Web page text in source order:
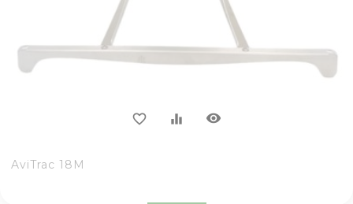
favorite_border equalizer visibility
AviTrac 18M